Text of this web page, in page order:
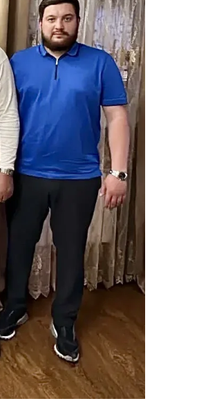
Противодействие
Градостроительная
на
в
условий по
Формирование
городской среды
Бюджет для граждан
Пространственные
Гражданская оборона
чрезвычайных
Незаконное
решений и
Информация
органа
Бесплатная